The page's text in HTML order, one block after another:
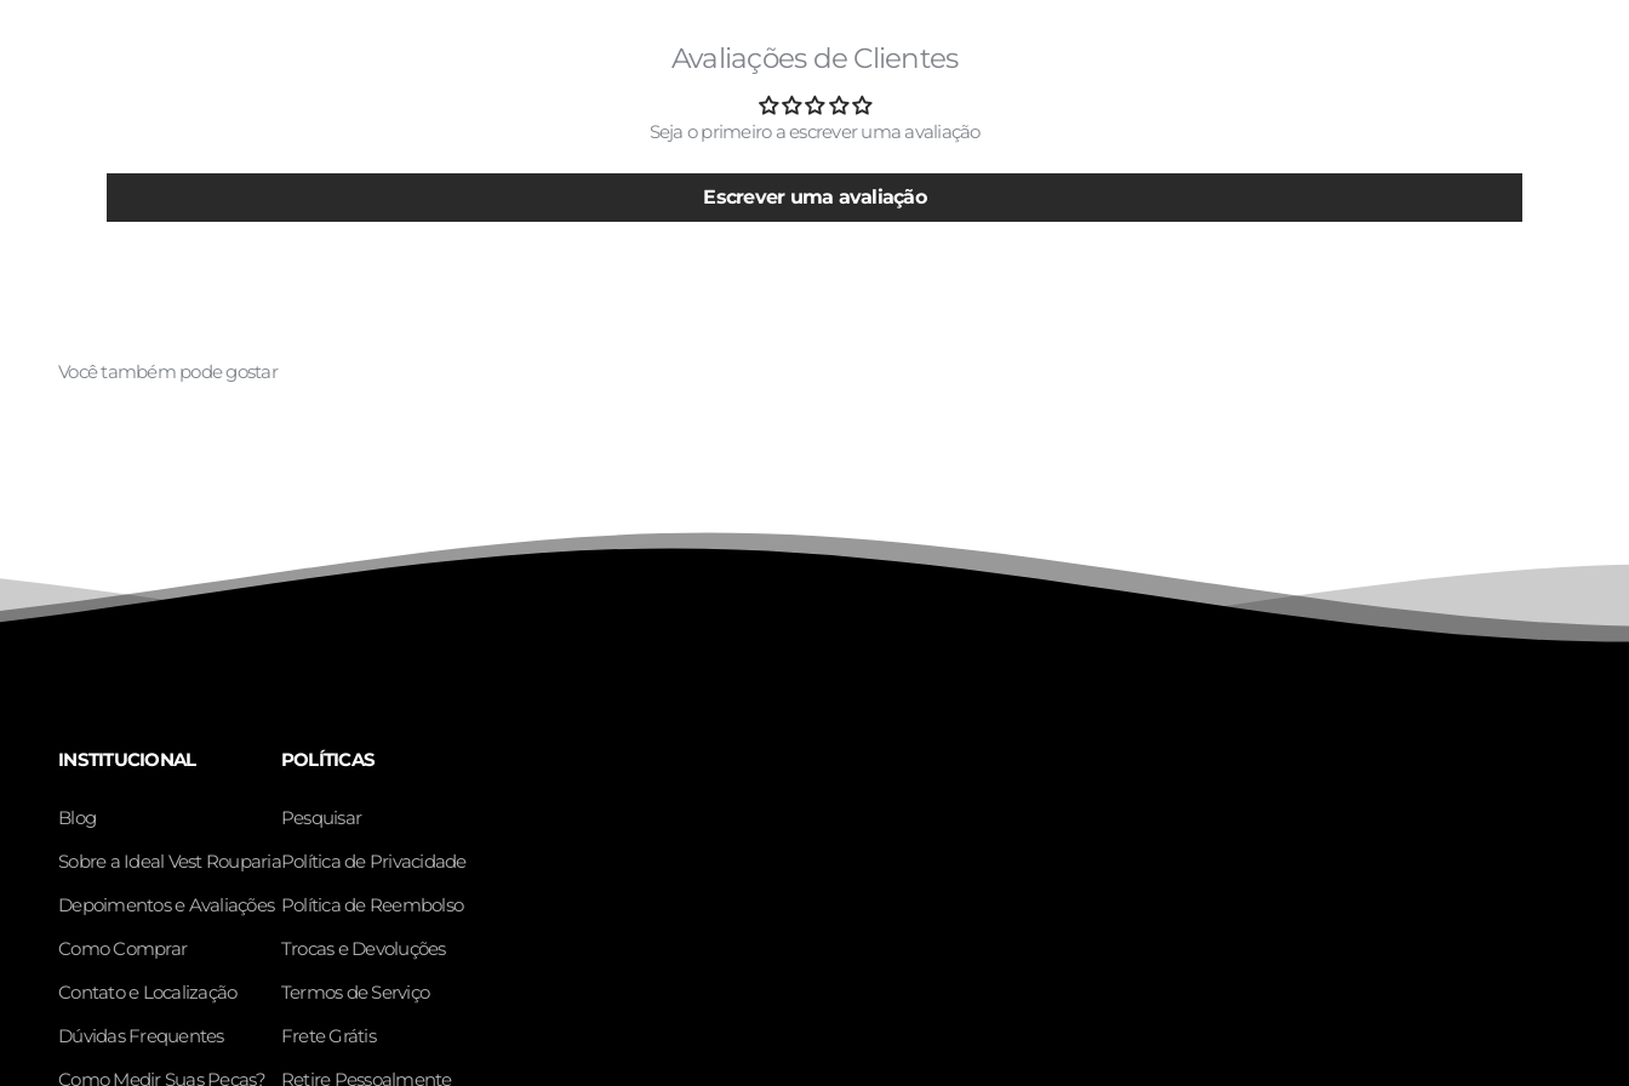
Avaliações de Clientes
Seja o primeiro a escrever uma avaliação
Escrever uma avaliação
INSTITUCIONAL
Blog
Sobre a Ideal Vest Rouparia
Depoimentos e Avaliações
Como Comprar
Contato e Localização
Dúvidas Frequentes
Como Medir Suas Peças?
POLÍTICAS
Pesquisar
Política de Privacidade
Política de Reembolso
Trocas e Devoluções
Termos de Serviço
Frete Grátis
Retire Pessoalmente